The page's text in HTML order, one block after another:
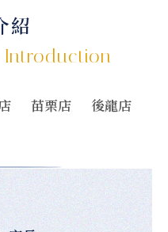
紹
Introduction
苗栗店 後龍店